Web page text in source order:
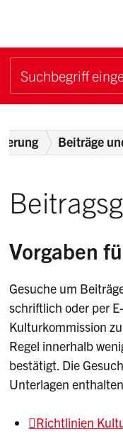
Suchbegriff
Beiträge
Vorgaben
Gesuche um
schriftlich oder per
Kulturkommission
Regel innerhalb
bestätigt. Die
Unterlagen
Richtlinien